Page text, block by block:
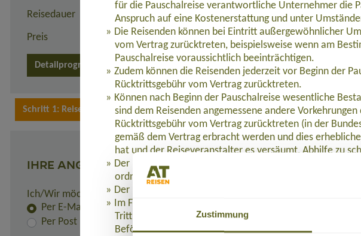
Zustimmung
Reisedauer 13 Tage
Preis 2.380,00 Euro zzgl. Flug
Detailprogramm Individuell Detailprogramm Gruppentouren
IHRE ANGABEN
Ich/Wir möchte(n) die Rechnung und alle Unterlagen erhalten:
Per E-Mail
Per Post
für die Pauschalreise verantwortliche Unternehmer die
Anspruch auf eine Kostenerstattung und unter
Die Reisenden können bei Eintritt außergewöhnlicher
vom Vertrag zurücktreten, beispielsweise wenn am
Pauschalreise voraussichtlich beeinträchtigen.
Zudem können die Reisenden jederzeit vor Beginn der
Rücktrittsgebühr vom Vertrag zurücktreten.
Können nach Beginn der Pauschalreise wesentliche
sind dem Reisenden angemessene andere
Rücktrittsgebühr vom Vertrag zurücktreten (in der
gemäß dem Vertrag erbracht werden und dies
hat und der Reiseveranstalter es versäumt, Abhilfe zu
Der Reisende hat Anspruch auf eine Preisminderung
ordnungsgemäß erbracht werden.
Der Reiseveranstalter leistet dem Reisenden Beistand,
Im Fall der Insolvenz des Reiseveranstalters oder in
Tritt die Insolvenz des Reiseveranstalters oder, sofern
Beförderung Bestandteil der Pauschalreise, so wird die